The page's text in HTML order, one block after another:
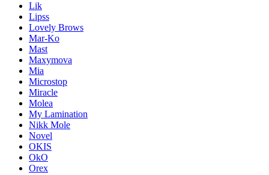
Lik
Lipss
Lovely Brows
Mar-Ko
Mast
Maxymova
Mia
Microstop
Miracle
Molea
My Lamination
Nikk Mole
Novel
OKIS
OkO
Orex